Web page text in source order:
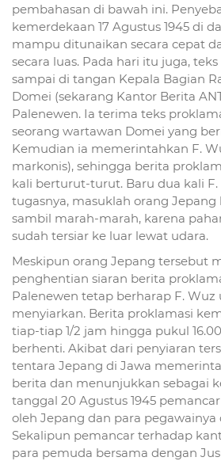
pembahasan di bawah ini.
kemerdekaan 17 Agustus 1945 di
mampu ditunaikan secara cepat
secara luas. Pada hari itu juga,
sampai di tangan Kepala Bagian
Domei (sekarang Kantor Berita
Palenewen. Ia terima teks
seorang wartawan Domei yang
Kemudian ia memerintahkan F.
markonis), sehingga berita
kali berturut-turut. Baru dua kali
tugasnya, masuklah orang
sambil marah-marah, karena
sudah tersiar ke luar lewat udara.
Meskipun orang Jepang tersebut
penghentian siaran berita
Palenewen tetap berharap F.
menyiarkan. Berita proklamasi
tiap-tiap 1/2 jam hingga pukul
berhenti. Akibat dari penyiaran
tentara Jepang di Jawa
berita dan menunjukkan sebagai
tanggal 20 Agustus 1945
oleh Jepang dan para pegawainya
Sekalipun pemancar terhadap
para pemuda bersama dengan